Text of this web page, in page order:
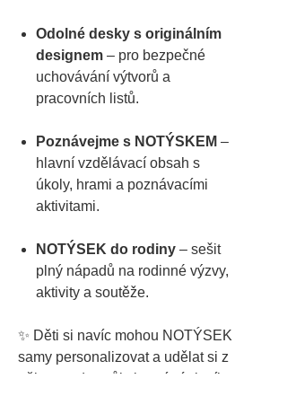
Odolné desky s originálním
designem – pro bezpečné
uchovávání výtvorů a
pracovních listů.
Poznávejme s NOTÝSKEM –
hlavní vzdělávací obsah s
úkoly, hrami a poznávacími
aktivitami.
NOTÝSEK do rodiny – sešit
plný nápadů na rodinné výzvy,
aktivity a soutěže.
✨ Děti si navíc mohou NOTÝSEK
samy personalizovat a udělat si z
něj opravdu svůj vlastní zápisník